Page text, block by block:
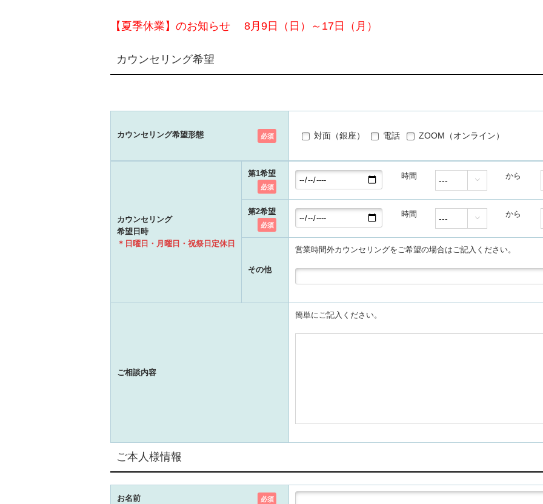
【夏季休業】のお知らせ 8月9日（日）～17日（月）
カウンセリング希望
カウンセリング希望形態 必須 対面（銀座） 電話 ZOOM（オンライン）
カウンセリング
希望日時
＊日曜日・月曜日・祝祭日定休日
第1希望
必須
時間  から
第2希望
必須
時間  から
その他
営業時間外カウンセリングをご希望の場合はご記入ください。
ご相談内容
簡単にご記入ください。
ご本人様情報
お名前 必須